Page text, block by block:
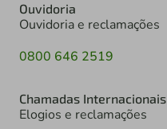
Ouvidoria
Ouvidoria e reclamações
0800 646 2519
Chamadas Internacionais
Elogios e reclamações